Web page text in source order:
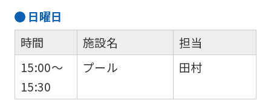
日曜日
時間
15:00～
15:30
施設名
プール
担当
田村
top
However,